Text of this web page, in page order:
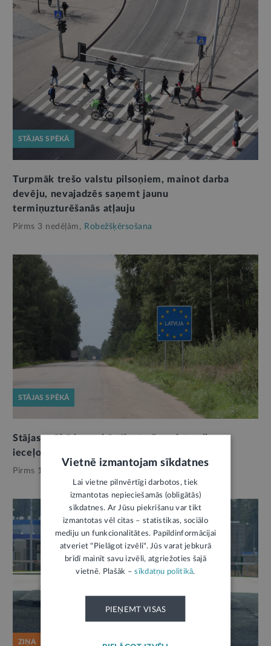
STĀJAS SPĒKĀ
Turpmāk trešo valstu pilsoņiem, mainot darba
devēju, nevajadzēs saņemt jaunu
termiņuzturēšanās atļauju
Pirms 3 nedēļām, Robežšķērsošana
STĀJAS SPĒKĀ
Stājas spēkā jauna kārtība trešo valstu pilsoņu
ieceļošanai Latvijā
Pirms 11 mēnešiem, Robežšķērsošana
ZIŅA
Vietnē izmantojam sīkdatnes
Lai vietne pilnvērtīgi darbotos, tiek
izmantotas nepieciešamās (obligātās)
sīkdatnes. Ar Jūsu piekrišanu var tikt
izmantotas vēl citas – statistikas, sociālo
mediju un funkcionalitātes. Papildinformācijai
atveriet "Pielāgot izvēli". Jūs varat jebkurā
brīdī mainīt savu izvēli, atgriežoties šajā
vietnē. Plašāk –sīkdatņu politikā.
PIEŅEMT VISAS